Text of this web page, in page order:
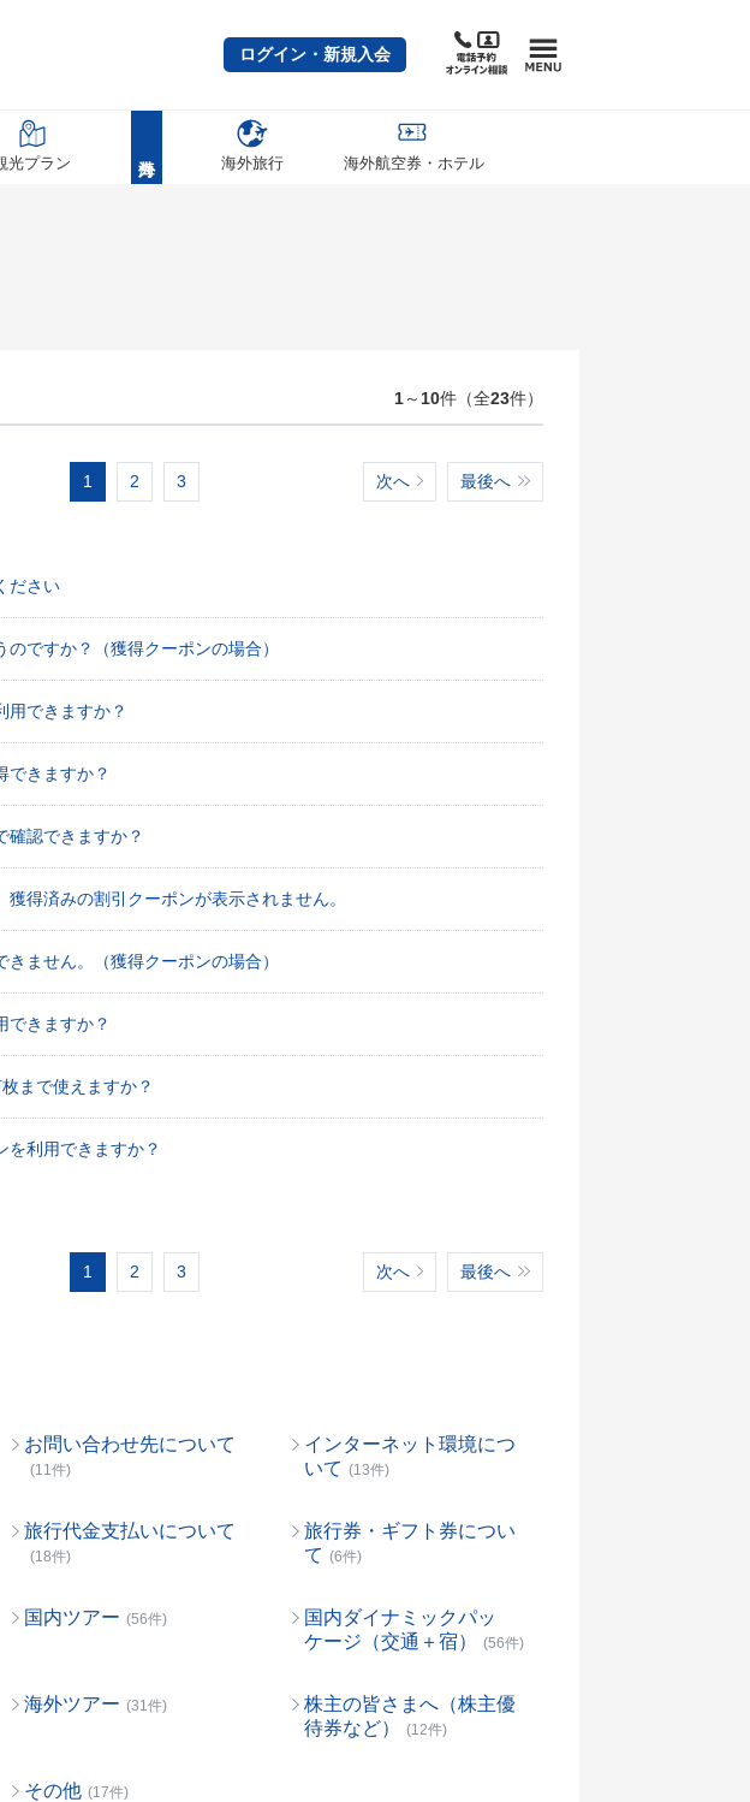
ログイン・新規入会
光プラン 海外旅行 海外航空券・ホテル
1～ 10件（全23件）
1 2 3 次へ 最後へ
ださい
ですか？（獲得クーポンの場合）
用できますか？
できますか？
確認できますか？
得済みの割引クーポンが表示されません。
ません。（獲得クーポンの場合）
できますか？
まで使えますか？
を利用できますか？
1 2 3 次へ 最後へ
お問い合わせ先について
(11件)
インターネット環境につ
いて (13件)
旅行代金支払いについて
(18件)
旅行券・ギフト券につい
て (6件)
国内ツアー (56件)
国内ダイナミックパッ
ケージ（交通＋宿）
(56件)
海外ツアー (31件)
株主の皆さまへ（株主優
待券など）
(12件)
その他 (17件)